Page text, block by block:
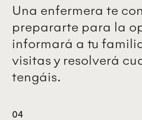
Una enfermera te
prepararte para la
informará a tu
visitas y resolverá
tengáis.
04